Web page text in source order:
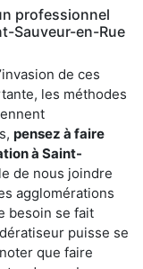
professionnel
Sauveur-en-Rue
de ces
les méthodes
pensez à faire
à Saint-
de nous joindre
agglomérations
besoin se fait
puisse se
que faire